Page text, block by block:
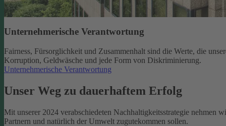
Unternehmerische Verantwortung
Fairness, Fürsorglichkeit und Zusammenhalt sind die Werte, die
Korruption, Geldwäsche und jede Form von Diskriminierung.
Unternehmerische Verantwortung
Unser Weg zu dauerhaftem Erfolg
Mit unserer 2024 verabschiedeten Nachhaltigkeitsstrategie
Partnern und natürlich der Umwelt zugutekommen sollen.